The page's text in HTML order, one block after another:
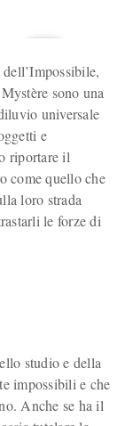
sono una
universale
e
riportare il
come quello che
loro strada
le forze di
studio e della
impossibili e che
Anche se ha il